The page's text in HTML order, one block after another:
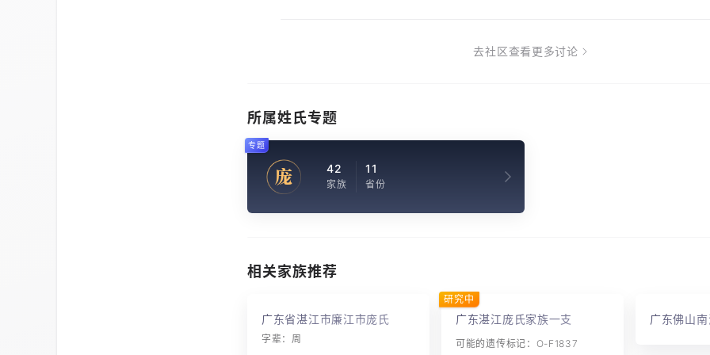
去社区查看更多讨论
所属姓氏专题
庞 42
家族
11
省份
专题
相关家族推荐
广东省湛江市廉江市庞氏
字辈：周
广东湛江庞氏家族一支
可能的遗传标记：O-F1837
研究中
广东佛山